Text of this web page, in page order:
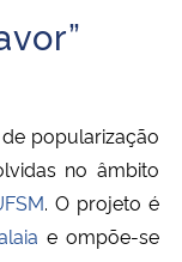
popularização
no âmbito
. O projeto é
e ompõe-se